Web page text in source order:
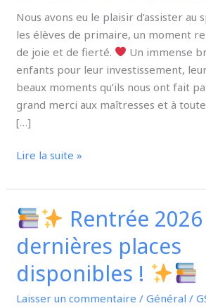
Nous avons eu le plaisir d’assister au
les élèves de primaire, un moment
de joie et de fierté.
Un immense
enfants pour leur investissement,
beaux moments qu’ils nous ont fait
grand merci aux maîtresses et à
[…]
scolaire
Lire la suite »
Rentrée 2026
dernières places
disponibles !
Laisser un commentaire /Général /
Rentrée
2026
:
dernières